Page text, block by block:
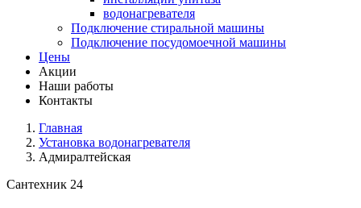
водонагревателя
Подключение стиральной машины
Подключение посудомоечной машины
Цены
Акции
Наши работы
Контакты
Главная
Установка водонагревателя
Адмиралтейская
Сантехник 24